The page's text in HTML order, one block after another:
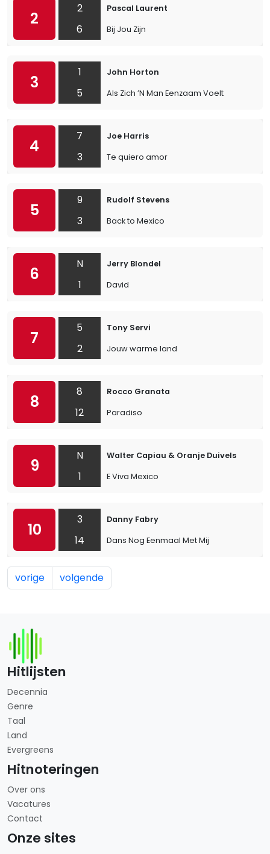
2
2
6
Pascal Laurent
Bij Jou Zijn
3
1
5
John Horton
Als Zich ’N Man Eenzaam Voelt
4
7
3
Joe Harris
Te quiero amor
5
9
3
Rudolf Stevens
Back to Mexico
6
N
1
Jerry Blondel
David
7
5
2
Tony Servi
Jouw warme land
8
8
12
Rocco Granata
Paradiso
9
N
1
Walter Capiau & Oranje Duivels
E Viva Mexico
10
3
14
Danny Fabry
Dans Nog Eenmaal Met Mij
vorige volgende
Hitlijsten
Decennia
Genre
Taal
Land
Evergreens
Hitnoteringen
Over ons
Vacatures
Contact
Onze sites